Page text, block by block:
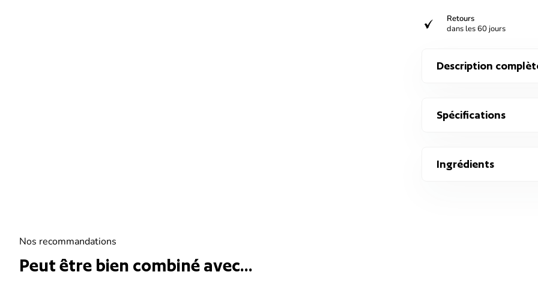
verified
Retours
dans les 60 jours
Description
Spécifications
Ingrédients
Nos recommandations
Peut être bien combiné avec...